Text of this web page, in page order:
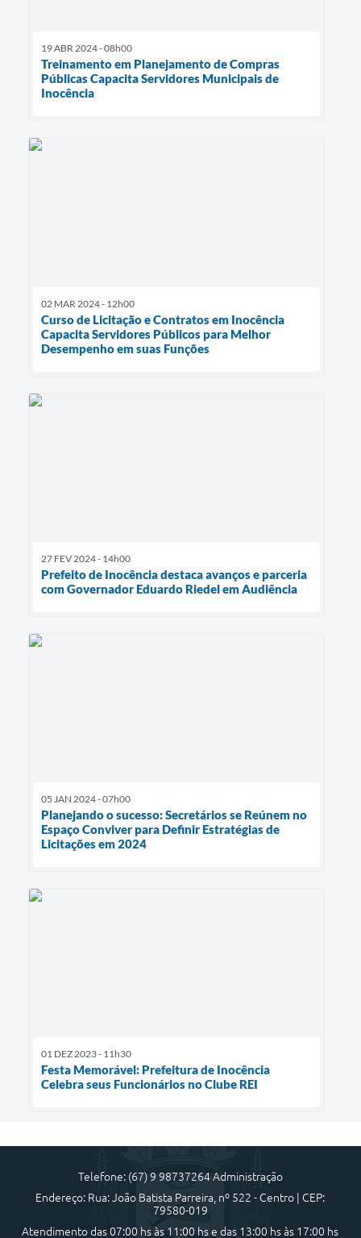
19 ABR 2024 - 08h00
Treinamento em Planejamento de Compras
Públicas Capacita Servidores Municipais de
Inocência
02 MAR 2024 - 12h00
Curso de Licitação e Contratos em Inocência
Capacita Servidores Públicos para Melhor
Desempenho em suas Funções
27 FEV 2024 - 14h00
Prefeito de Inocência destaca avanços e parceria
com Governador Eduardo Riedel em Audiência
05 JAN 2024 - 07h00
Planejando o sucesso: Secretários se Reúnem no
Espaço Conviver para Definir Estratégias de
Licitações em 2024
01 DEZ 2023 - 11h30
Festa Memorável: Prefeitura de Inocência
Celebra seus Funcionários no Clube REI
Telefone: (67) 9 98737264 Administração
Endereço: Rua: João Batista Parreira, nº 522 - Centro | CEP:
79580-019
Atendimento das 07:00 hs às 11:00 hs e das 13:00 hs às 17:00 hs